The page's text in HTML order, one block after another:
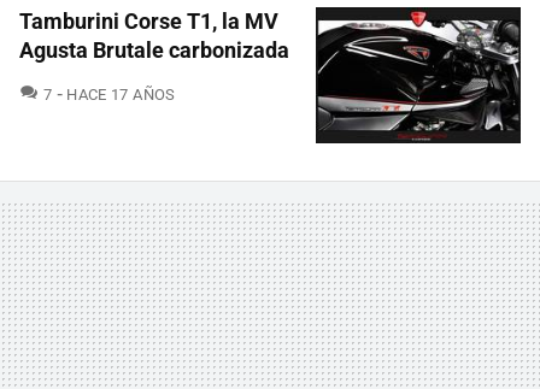
Tamburini Corse T1, la MV
Agusta Brutale carbonizada
7 COMENTARIOS
HACE 17 AÑOS